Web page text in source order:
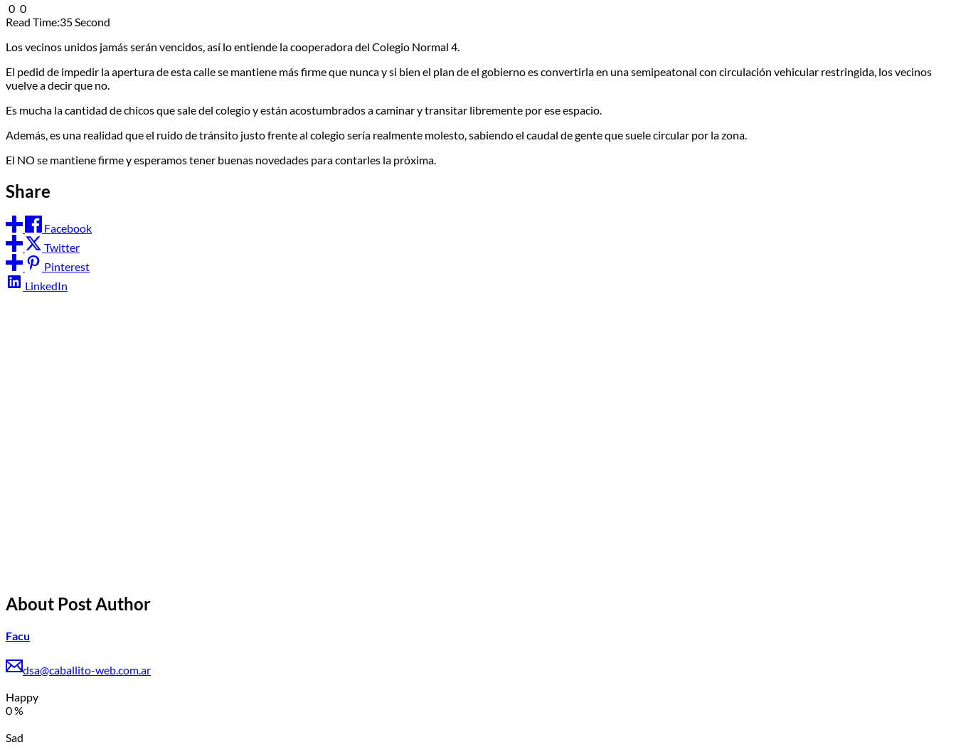
0 0
Read Time:35 Second
Los vecinos unidos jamás serán vencidos, así lo entiende la cooperadora del Colegio Normal 4.
El pedid de impedir la apertura de esta calle se mantiene más firme que nunca y si bien el plan de el gobierno es convertirla en una semipeatonal con circulación vehicular restringida, los vecinos
vuelve a decir que no.
Es mucha la cantidad de chicos que sale del colegio y están acostumbrados a caminar y transitar libremente por ese espacio.
Además, es una realidad que el ruido de tránsito justo frente al colegio sería realmente molesto, sabiendo el caudal de gente que suele circular por la zona.
El NO se mantiene firme y esperamos tener buenas novedades para contarles la próxima.
Share
Facebook
Twitter
Pinterest
LinkedIn
About Post Author
Facu
dsa@caballito-web.com.ar
Happy
0%
Sad